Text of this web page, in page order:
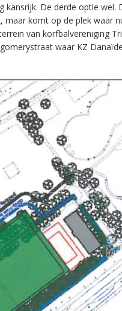
kansrijk. De derde optie wel.
maar komt op de plek waar
van korfbalvereniging
waar KZ